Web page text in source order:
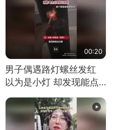
00:20
男子偶遇路灯螺丝发红
以为是小灯 却发现能点
燃香烟 当事人：已报警
处理